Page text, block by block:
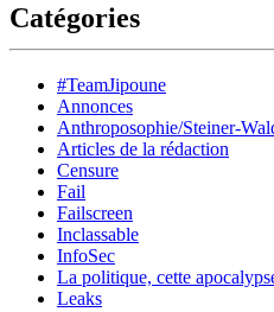
Catégories
#TeamJipoune
Annonces
Anthroposophie/Steiner-
Articles de la rédaction
Censure
Fail
Failscreen
Inclassable
InfoSec
La politique, cette
Leaks